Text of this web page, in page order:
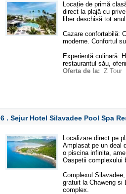
Locație de primă
direct la plajă cu
liber deschisă tot
Cazare confortabilă:
moderne. Confortul
Experiență culinară:
restaurantul său,
Oferta de la: Z Tour
6 . Sejur Hotel Silavadee Pool Spa
Localizare:direct pe
Amplasat pe un deal
o piscina infinita,
Oaspetii complexului
Complexul
gratuit la Chaweng si
complex.